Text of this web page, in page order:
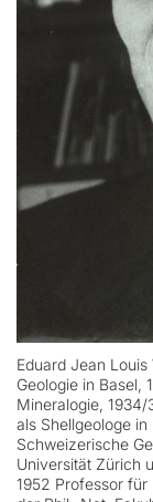
Eduard Jean
Geologie in Basel,
Mineralogie, 1934/
als Shellgeologe
Schweizerische
Universität Zürich
1952 Professor für